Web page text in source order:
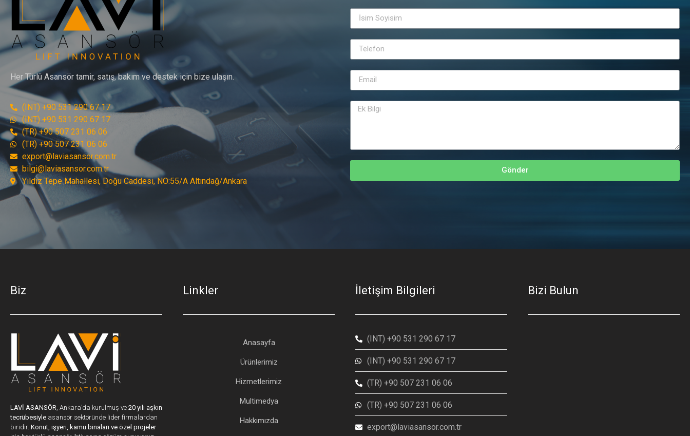
Her Türlü Asansör tamir, satış, bakım ve destek için bize ulaşın.
(INT) +90 531 290 67 17
(INT) +90 531 290 67 17
(TR) +90 507 231 06 06
(TR) +90 507 231 06 06
export@laviasansor.com.tr
bilgi@laviasansor.com.tr
Yıldız Tepe Mahallesi, Doğu Caddesi, NO:55/A Altındağ/Ankara
Gönder
Biz
LAVİ ASANSÖR , Ankara’da kurulmuş ve 20 yılı aşkın
tecrübesiyle asansör sektöründe lider firmalardan
biridir. Konut, işyeri, kamu binaları ve özel projeler
Linkler
Anasayfa
Ürünlerimiz
Hizmetlerimiz
Multimedya
Hakkımızda
İletişim Bilgileri
(INT) +90 531 290 67 17
(INT) +90 531 290 67 17
(TR) +90 507 231 06 06
(TR) +90 507 231 06 06
export@laviasansor.com.tr
Bizi Bulun